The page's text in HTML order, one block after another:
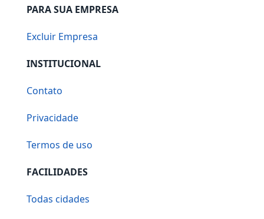
PARA SUA EMPRESA
Excluir Empresa
INSTITUCIONAL
Contato
Privacidade
Termos de uso
FACILIDADES
Todas cidades